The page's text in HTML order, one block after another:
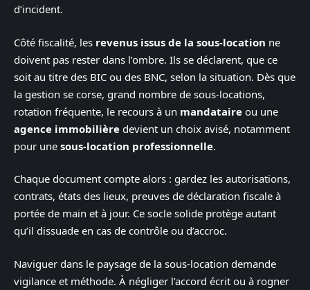
d’incident.
Côté fiscalité, les revenus issus de la sous-location ne
doivent pas rester dans l’ombre. Ils se déclarent, que ce
soit au titre des BIC ou des BNC, selon la situation. Dès que
la gestion se corse, grand nombre de sous-locations,
rotation fréquente, le recours à un mandataire ou une
agence immobilière devient un choix avisé, notamment
pour une sous-location professionnelle.
Chaque document compte alors : gardez les autorisations,
contrats, états des lieux, preuves de déclaration fiscale à
portée de main et à jour. Ce socle solide protège autant
qu’il dissuade en cas de contrôle ou d’accroc.
Naviguer dans le paysage de la sous-location demande
vigilance et méthode. À négliger l’accord écrit ou à rogner